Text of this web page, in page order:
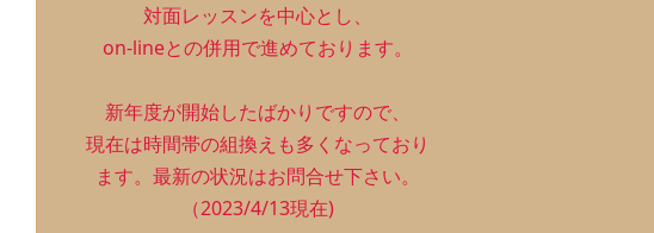
対面レッスンを中心とし、
on-lineとの併用で進めております。
新年度が開始したばかりですので、
現在は時間帯の組換えも多くなっており
ます。最新の状況はお問合せ下さい。
（2023/4/13現在)